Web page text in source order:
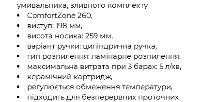
умивальника, зливного комплекту
ComfortZone 260,
виступ: 198 мм,
висота носика: 259 мм,
варіант ручки: циліндрична ручка,
тип розпилення: ламінарне розпилення,
максимальна витрата при 3 барах: 5 л/хв,
керамічний картридж,
регулюється обмеження температури,
підходить для безперервних проточних